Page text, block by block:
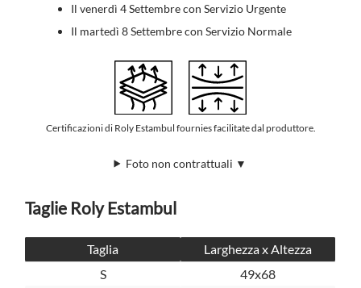
Il venerdì 4 Settembre con Servizio Urgente
Il martedì 8 Settembre con Servizio Normale
Certificazioni di Roly Estambul fournies facilitate dal produttore.
Foto non contrattuali ▼
Taglie Roly Estambul
Taglia
Larghezza x Altezza
S
49x68